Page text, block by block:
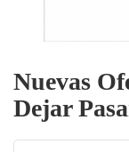
Nuevas
Dejar